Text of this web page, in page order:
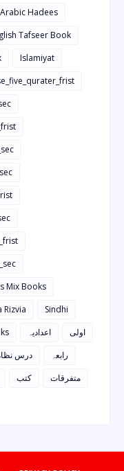
Arabic Hadees
Tafseer Book
Islamiyat
Mix Books
Rizvia
Sindhi
اعدادیہ
اولی
درس
رابعہ
کتب
متفرقات